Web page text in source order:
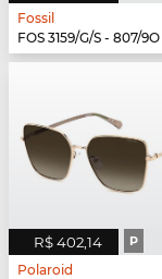
Fossil
FOS 3159/G/S - 807/9O
R$ 402,14 P
Polaroid